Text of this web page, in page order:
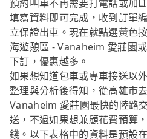
預約叫車不再需要打電話或加
填寫資料即可完成，收到訂單
立保證出車。現在就點選黃色
海遊憩區 - Vanaheim 愛莊園
下訂，優惠越多。
如果想知道包車或專車接送以
整理與分析後得知，從高雄市
Vanaheim 愛莊園最快的陸路
送，不過如果想兼顧花費預算
錢。以下表格中的資料是預設